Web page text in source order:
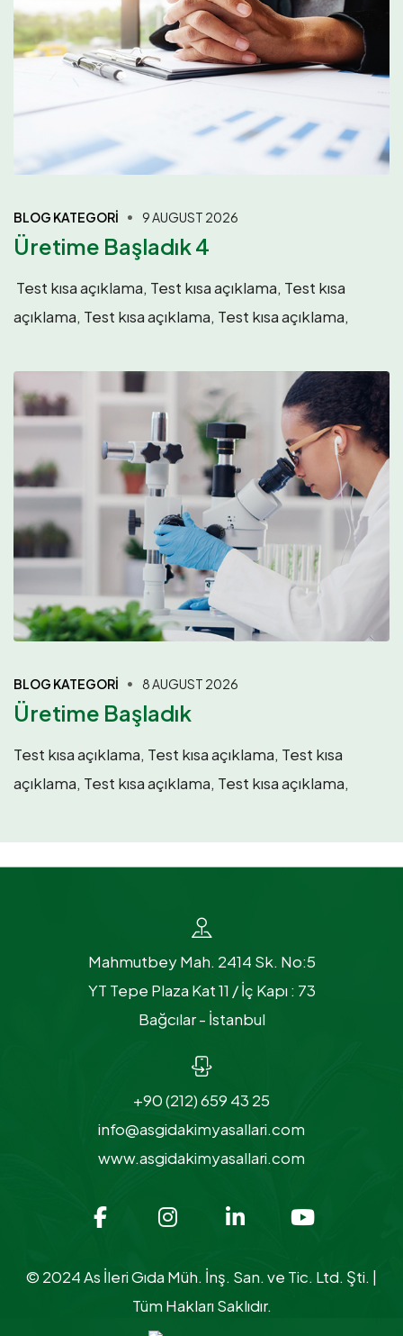
BLOG KATEGORI 9 AUGUST 2026
Üretime Başladık 4
Test kısa açıklama, Test kısa açıklama, Test kısa
açıklama, Test kısa açıklama, Test kısa açıklama,
BLOG KATEGORI 8 AUGUST 2026
Üretime Başladık
Test kısa açıklama, Test kısa açıklama, Test kısa
açıklama, Test kısa açıklama, Test kısa açıklama,
Mahmutbey Mah. 2414 Sk. No:5
YT Tepe Plaza Kat 11 / İç Kapı : 73
Bağcılar - İstanbul
+90 (212) 659 43 25
info@asgidakimyasallari.com
www.asgidakimyasallari.com
© 2024 As İleri Gıda Müh. İnş. San. ve Tic. Ltd. Şti. |
Tüm Hakları Saklıdır.